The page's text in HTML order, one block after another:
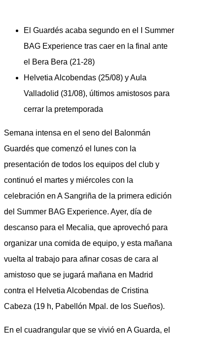
El Guardés acaba segundo en el I Summer
BAG Experience tras caer en la final ante
el Bera Bera (21-28)
Helvetia Alcobendas (25/08) y Aula
Valladolid (31/08), últimos amistosos para
cerrar la pretemporada
Semana intensa en el seno del Balonmán
Guardés que comenzó el lunes con la
presentación de todos los equipos del club y
continuó el martes y miércoles con la
celebración en A Sangriña de la primera edición
del Summer BAG Experience. Ayer, día de
descanso para el Mecalia, que aprovechó para
organizar una comida de equipo, y esta mañana
vuelta al trabajo para afinar cosas de cara al
amistoso que se jugará mañana en Madrid
contra el Helvetia Alcobendas de Cristina
Cabeza (19 h, Pabellón Mpal. de los Sueños).
En el cuadrangular que se vivió en A Guarda, el